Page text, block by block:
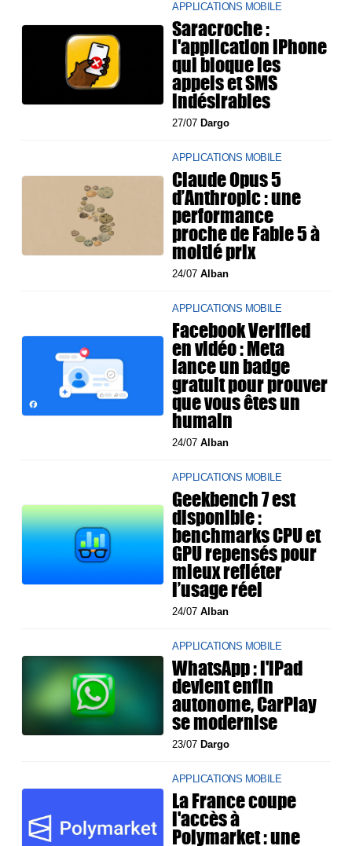
APPLICATIONS MOBILE
Saracroche :
l'application iPhone
qui bloque les
appels et SMS
indésirables
27/07 Dargo
APPLICATIONS MOBILE
Claude Opus 5
d’Anthropic : une
performance
proche de Fable 5 à
moitié prix
24/07Alban
APPLICATIONS MOBILE
Facebook Verified
en vidéo : Meta
lance un badge
gratuit pour prouver
que vous êtes un
humain
24/07Alban
APPLICATIONS MOBILE
Geekbench 7 est
disponible :
benchmarks CPU et
GPU repensés pour
mieux refléter
l’usage réel
24/07Alban
APPLICATIONS MOBILE
WhatsApp : l'iPad
devient enfin
autonome, CarPlay
se modernise
23/07 Dargo
APPLICATIONS MOBILE
La France coupe
l'accès à
Polymarket : une